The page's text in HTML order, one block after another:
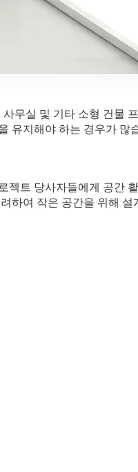
무실 및 기타 소형 건물
유지해야 하는 경우가 많
젝트 당사자들에게 공간
하여 작은 공간을 위해 설